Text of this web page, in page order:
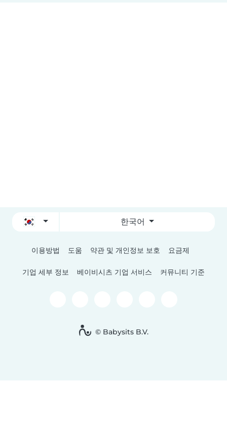
한국어
이용방법 도움 약관 및 개인정보 보호 요금제
기업 세부 정보 베이비시츠 기업 서비스 커뮤니티 기준
© Babysits B.V.